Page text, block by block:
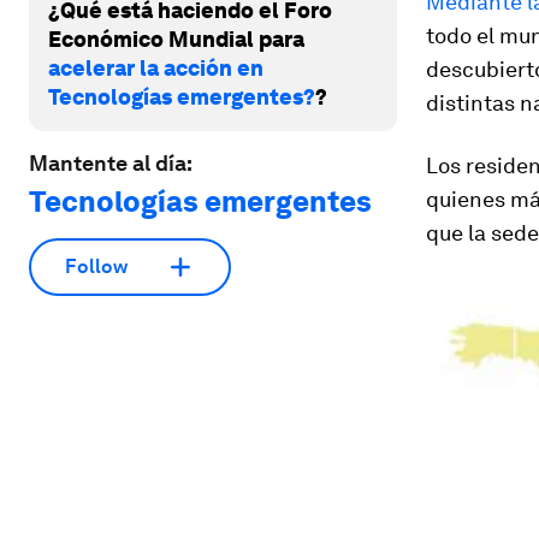
¿Qué está haciendo el Foro
Económico Mundial para
acelerar la acción en
Tecnologías emergentes??
Mantente al día:
Tecnologías emergentes
Follow
todo el
distintas
Los
quienes
que la